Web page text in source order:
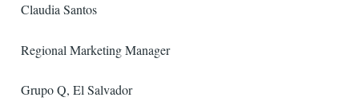
Claudia Santos
Regional Marketing Manager
Grupo Q, El Salvador